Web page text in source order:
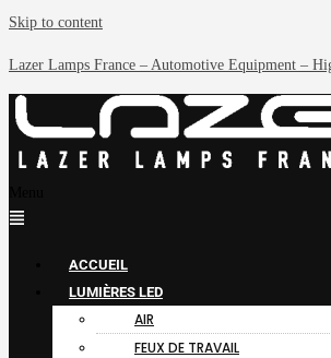
Skip to content
Lazer Lamps France – Automotive Equipment –
ACCUEIL
LUMIÈRES LED
AIR
FEUX DE TRAVAIL